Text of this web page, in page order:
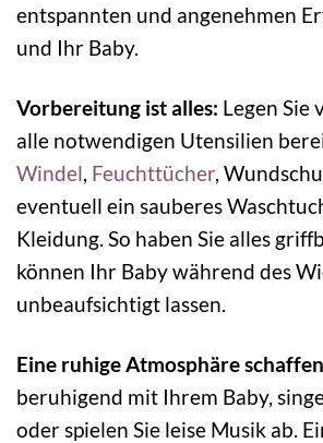
entspannten und angenehmen
und Ihr Baby.
Vorbereitung ist alles: Legen Sie
alle notwendigen Utensilien
Windel, Feuchttücher,
eventuell ein sauberes
Kleidung. So haben Sie alles
können Ihr Baby während des
unbeaufsichtigt lassen.
Eine ruhige Atmosphäre
beruhigend mit Ihrem Baby,
oder spielen Sie leise Musik ab.